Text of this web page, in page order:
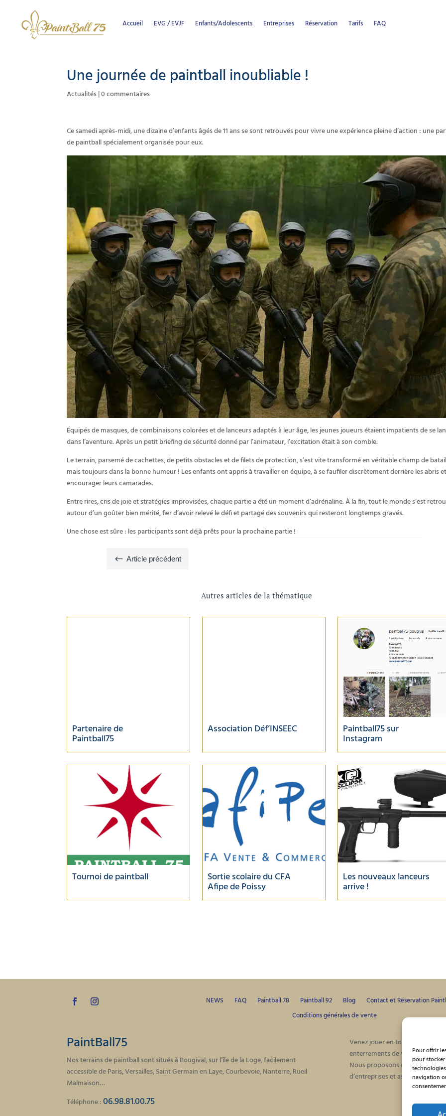
Pour offrir
pour
navigation
Accueil EVG / EVJF Enfants/Adolescents Entreprises Réservation Tarifs FAQ
Une journée de paintball inoubliable !
Actualités|0 commentaires
Ce samedi après-midi, une dizaine d’enfants âgés de 11 ans se sont retrouvés pour vivre une expérience pleine d’action : une
de paintball spécialement organisée pour eux.
Équipés de masques, de combinaisons colorées et de lanceurs adaptés à leur âge, les jeunes joueurs étaient impatients de se
dans l’aventure. Après un petit briefing de sécurité donné par l’animateur, l’excitation était à son comble.
Le terrain, parsemé de cachettes, de petits obstacles et de filets de protection, s’est vite transformé en véritable champ de
mais toujours dans la bonne humeur ! Les enfants ont appris à travailler en équipe, à se faufiler discrètement derrière les abris
encourager leurs camarades.
Entre rires, cris de joie et stratégies improvisées, chaque partie a été un moment d’adrénaline. À la fin, tout le monde s’est
autour d’un goûter bien mérité, fier d’avoir relevé le défi et partagé des souvenirs qui resteront longtemps gravés.
Une chose est sûre : les participants sont déjà prêts pour la prochaine partie !
# Article précédent
Autres articles de la thématique
Partenaire de
Paintball75
Association Déf’INSEEC Paintball75 sur
Instagram
Tournoi de paintball Sortie scolaire du CFA
Afipe de Poissy
Les nouveaux lanceurs
arrive !
NEWS FAQ Paintball 78 Paintball 92 Blog
Contact et Réservation
Conditions générales de vente
PaintBall75
Nos terrains de paintball sont situés à Bougival, sur l’île de la Loge, facilement
accessible de Paris, Versailles, Saint Germain en Laye, Courbevoie, Nanterre, Rueil
Malmaison…
Téléphone :06.98.81.00.75
Venez jouer en toute sécurité à
enterrements de vie de jeune
Nous proposons également
d’entreprises et associations.